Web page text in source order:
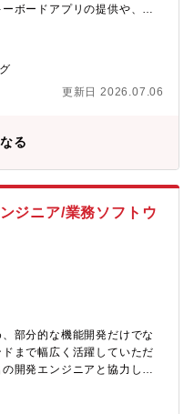
ボードアプリの提供や、中
せします。☆魅力点：■プロ
が使う「Simeji」、DL数
与■戦略起点でプロダクトを
う伸ばすか」の戦略思考が求
せば年収アップ、完全実力
語キーボードアプリを含
ーニーズ及び市場トレンド
開発・新規ユーザー獲得を
たキャンペーンの設計と運
えています！■「Simeji（シ
11月18日のサービス開始よ
代を中心に多くの方にご愛顧
万を突破しています。感情の
事業紹介：日本法人として活
更新日 2026.07.06
る
ジニア/業務ソフトウ
部分的な機能開発だけでな
まで幅広く活躍していただ
開発エンジニアと協力し合
す。変化を楽しみながら開